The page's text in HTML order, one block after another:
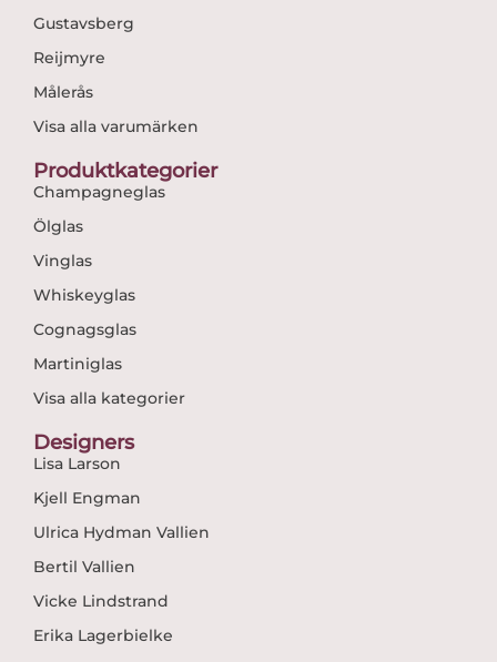
Gustavsberg
Reijmyre
Målerås
Visa alla varumärken
Produktkategorier
Champagneglas
Ölglas
Vinglas
Whiskeyglas
Cognagsglas
Martiniglas
Visa alla kategorier
Designers
Lisa Larson
Kjell Engman
Ulrica Hydman Vallien
Bertil Vallien
Vicke Lindstrand
Erika Lagerbielke